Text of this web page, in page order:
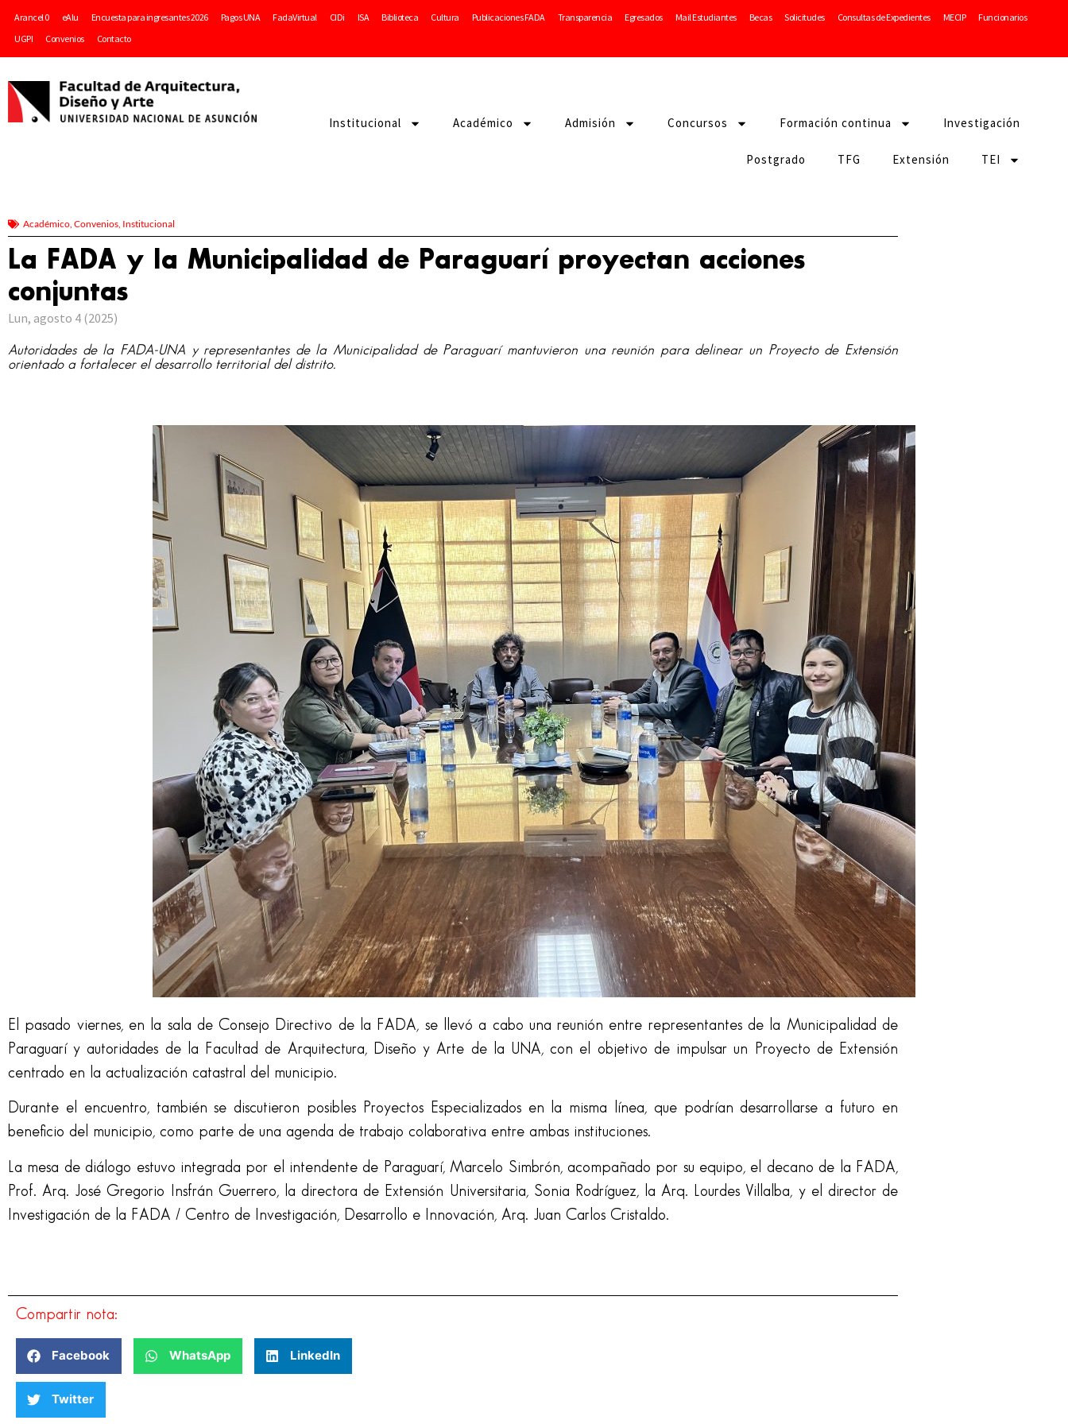
Arancel 0 eAlu Encuesta para ingresantes 2026 Pagos UNA FadaVirtual CIDi ISA Biblioteca Cultura Publicaciones FADA Transparencia Egresados Mail Estudiantes Becas Solicitudes Consultas de Expedientes MECIP
Funcionarios
UGPI
Convenios Contacto
Institucional Académico Admisión Concursos Formación continua Investigación
Postgrado TFG Extensión TEI
Académico, Convenios, Institucional
La FADA y la Municipalidad de Paraguarí proyectan acciones
conjuntas
Lun, agosto 4 (2025)
Autoridades de la FADA-UNA y representantes de la Municipalidad de Paraguarí mantuvieron una reunión para delinear un Proyecto de Extensión
orientado a fortalecer el desarrollo territorial del distrito.
El pasado viernes, en la sala de Consejo Directivo de la FADA, se llevó a cabo una reunión entre representantes de la Municipalidad de
Paraguarí y autoridades de la Facultad de Arquitectura, Diseño y Arte de la UNA, con el objetivo de impulsar un Proyecto de Extensión
centrado en la actualización catastral del municipio.
Durante el encuentro, también se discutieron posibles Proyectos Especializados en la misma línea, que podrían desarrollarse a futuro en
beneficio del municipio, como parte de una agenda de trabajo colaborativa entre ambas instituciones.
La mesa de diálogo estuvo integrada por el intendente de Paraguarí, Marcelo Simbrón, acompañado por su equipo, el decano de la FADA,
Prof. Arq. José Gregorio Insfrán Guerrero, la directora de Extensión Universitaria, Sonia Rodríguez, la Arq. Lourdes Villalba, y el director de
Investigación de la FADA / Centro de Investigación, Desarrollo e Innovación, Arq. Juan Carlos Cristaldo.
Compartir nota:
Facebook WhatsApp LinkedIn
Twitter